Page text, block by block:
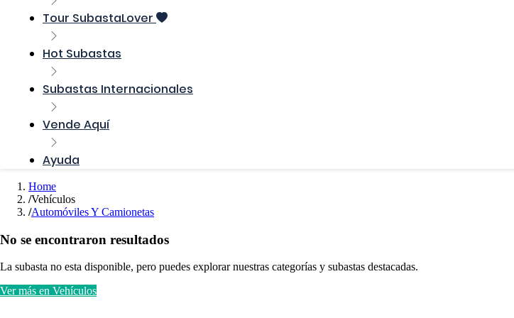
Tour SubastaLover
Hot Subastas
Subastas Internacionales
Vende Aquí
Ayuda
Home
Vehículos
Automóviles Y Camionetas
No se encontraron resultados
La subasta no esta disponible, pero puedes explorar nuestras categorías y subastas destacadas.
Ver más en Vehículos